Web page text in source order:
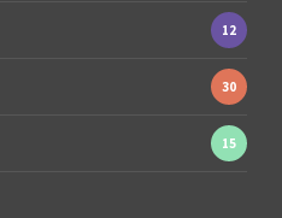
12
30
15